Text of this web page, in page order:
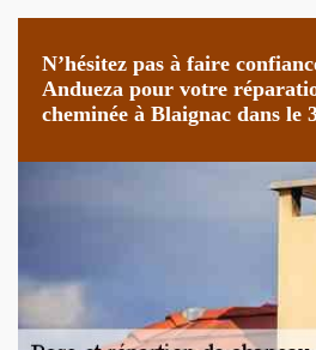
N’hésitez pas à faire
Andueza pour votre
cheminée à Blaignac dans le